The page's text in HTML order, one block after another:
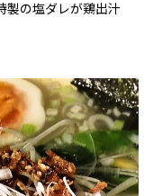
製の塩ダレが鶏出汁